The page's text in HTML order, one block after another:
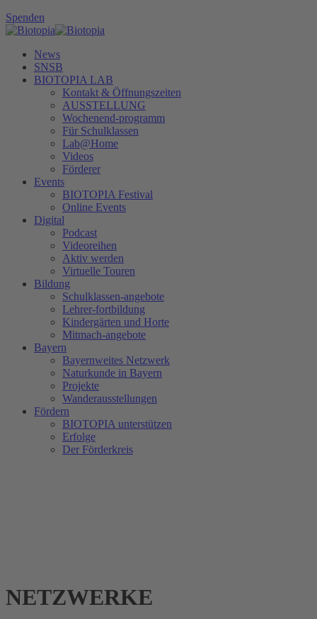
Spenden
News
SNSB
BIOTOPIA LAB
Kontakt & Öffnungszeiten
AUSSTELLUNG
Wochenend-programm
Für Schulklassen
Lab@Home
Videos
Förderer
Events
BIOTOPIA Festival
Online Events
Digital
Podcast
Videoreihen
Aktiv werden
Virtuelle Touren
Bildung
Schulklassen-angebote
Lehrer-fortbildung
Kindergärten und Horte
Mitmach-angebote
Bayern
Bayernweites Netzwerk
Naturkunde in Bayern
Projekte
Wanderausstellungen
Fördern
BIOTOPIA unterstützen
Erfolge
Der Förderkreis
NETZWERKE